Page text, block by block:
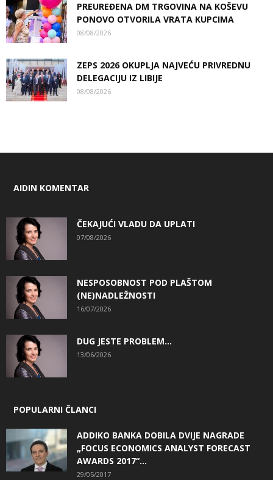
PREUREĐENA DM TRGOVINA NA KOŠEVU
PONOVO OTVORILA VRATA KUPCIMA
08/08/2026
ZEPS 2026 OKUPLJA NAJVEĆU PRIVREDNU
DELEGACIJU IZ LIBIJE
08/08/2026
AIDIN KOMENTAR
ČEKAJUĆI VLADU DA UPLATI
07/08/2026
NESPOSOBNOST POD PLAŠTOM
(NE)NADLEŽNOSTI
16/07/2026
DUG JESTE PROBLEM…
13/06/2026
POPULARNI ČLANCI
ADDIKO BANKA DOBILA DVIJE NAGRADE
„FOCUS ECONOMICS ANALYST FORECAST
AWARDS 2017“...
29/05/2017